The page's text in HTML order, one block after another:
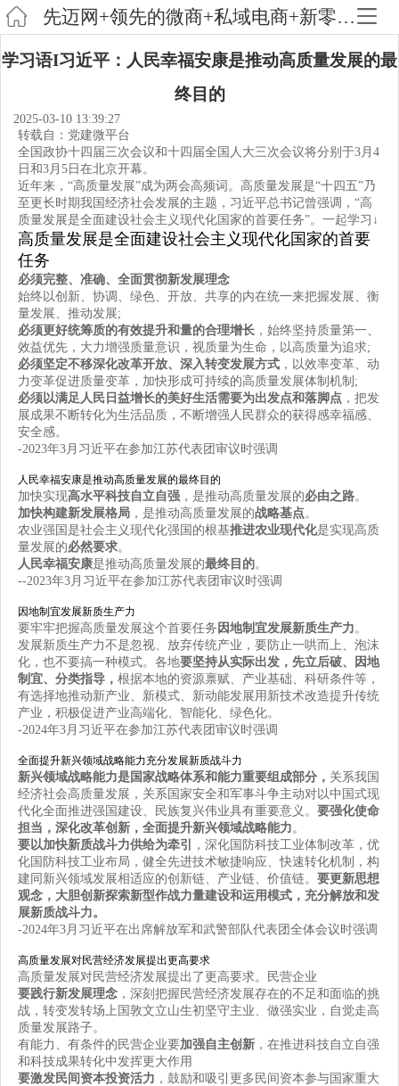
先迈网+领先的微商+私域电商+新零售为一体的新型创业平台
学习语I习近平：人民幸福安康是推动高质量发展的最
终目的
2025-03-10 13:39:27
转载自：党建微平台
全国政协十四届三次会议和十四届全国人大三次会议将分别于3月4
日和3月5日在北京开幕。
近年来，“高质量发展”成为两会高频词。高质量发展是“十四五”乃
至更长时期我国经济社会发展的主题，习近平总书记曾强调，“高
质量发展是全面建设社会主义现代化国家的首要任务”。一起学习↓
高质量发展是全面建设社会主义现代化国家的首要
任务
必须完整、准确、全面贯彻新发展理念
始终以创新、协调、绿色、开放、共享的内在统一来把握发展、衡
量发展、推动发展;
必须更好统筹质的有效提升和量的合理增长 ，始终坚持质量第一、
效益优先，大力增强质量意识，视质量为生命，以高质量为追求;
必须坚定不移深化改革开放、深入转变发展方式 ，以效率变革、动
力变革促进质量变革，加快形成可持续的高质量发展体制机制;
必须以满足人民日益增长的美好生活需要为出发点和落脚点 ，把发
展成果不断转化为生活品质，不断增强人民群众的获得感幸福感、
安全感。
-2023年3月习近平在参加江苏代表团审议时强调
人民幸福安康是推动高质量发展的最终目的
加快实现高水平科技自立自强 ，是推动高质量发展的必由之路。
加快构建新发展格局 ，是推动高质量发展的战略基点。
农业强国是社会主义现代化强国的根基推进农业现代化是实现高质
量发展的必然要求。
人民幸福安康是推动高质量发展的最终目的。
--2023年3月习近平在参加江苏代表团审议时强调
因地制宜发展新质生产力
要牢牢把握高质量发展这个首要任务因地制宜发展新质生产力。
发展新质生产力不是忽视、放弃传统产业，要防止一哄而上、泡沫
化，也不要搞一种模式。各地要坚持从实际出发，先立后破、因地
制宜、分类指导，根据本地的资源禀赋、产业基础、科研条件等，
有选择地推动新产业、新模式、新动能发展用新技术改造提升传统
产业，积极促进产业高端化、智能化、绿色化。
-2024年3月习近平在参加江苏代表团审议时强调
全面提升新兴领域战略能力充分发展新质战斗力
新兴领域战略能力是国家战略体系和能力重要组成部分， 关系我国
经济社会高质量发展，关系国家安全和军事斗争主动对以中国式现
代化全面推进强国建设、民族复兴伟业具有重要意义。要强化使命
担当，深化改革创新，全面提升新兴领域战略能力。
要以加快新质战斗力供给为牵引
，深化国防科技工业体制改革，优
化国防科技工业布局，健全先进技术敏捷响应、快速转化机制，构
建同新兴领域发展相适应的创新链、产业链、价值链。要更新思想
观念，大胆创新探索新型作战力量建设和运用模式，充分解放和发
展新质战斗力。
-2024年3月习近平在出席解放军和武警部队代表团全体会议时强调
高质量发展对民营经济发展提出更高要求
高质量发展对民营经济发展提出了更高要求。民营企业
要践行新发展理念 ，深刻把握民营经济发展存在的不足和面临的挑
战，转变发转场上国敦文立山生初坚守主业、做强实业，自觉走高
质量发展路子。
有能力、有条件的民营企业要加强自主创新 ，在推进科技自立自强
和科技成果转化中发挥更大作用
要激发民间资本投资活力 ，鼓励和吸引更多民间资本参与国家重大